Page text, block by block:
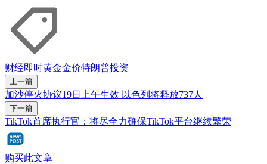
财经即时黄金金价特朗普投资
上一篇
加沙停火协议19日上午生效 以色列将释放737人
下一篇
TikTok首席执行官：将尽全力确保TikTok平台继续繁荣
购买此文章